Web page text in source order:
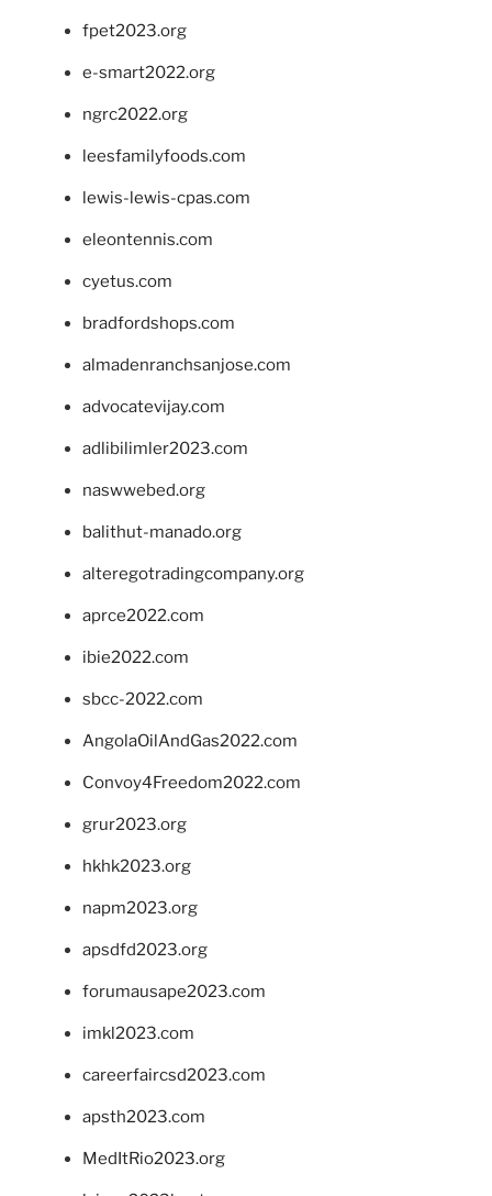
fpet2023.org
e-smart2022.org
ngrc2022.org
leesfamilyfoods.com
lewis-lewis-cpas.com
eleontennis.com
cyetus.com
bradfordshops.com
almadenranchsanjose.com
advocatevijay.com
adlibilimler2023.com
naswwebed.org
balithut-manado.org
alteregotradingcompany.org
aprce2022.com
ibie2022.com
sbcc-2022.com
AngolaOilAndGas2022.com
Convoy4Freedom2022.com
grur2023.org
hkhk2023.org
napm2023.org
apsdfd2023.org
forumausape2023.com
imkl2023.com
careerfaircsd2023.com
apsth2023.com
MedItRio2023.org